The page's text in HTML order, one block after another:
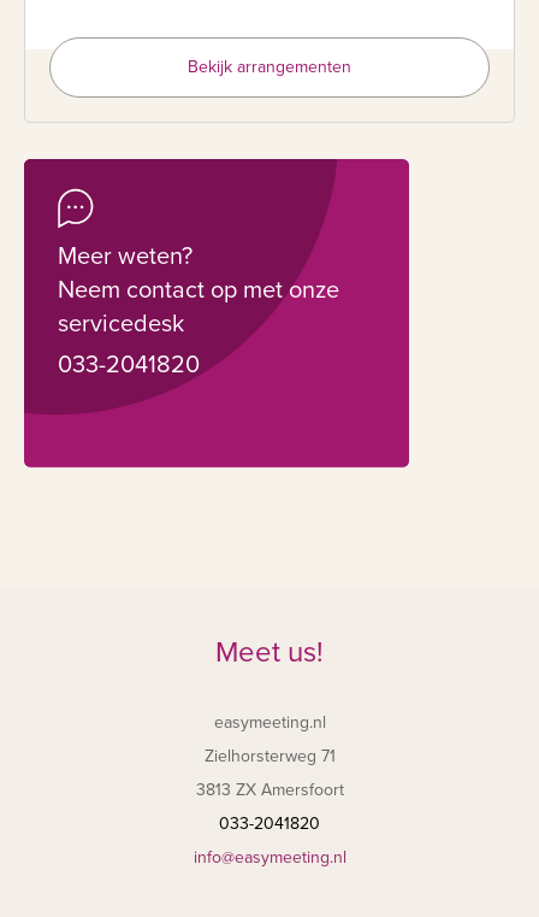
Bekijk arrangementen
Meer weten?
Neem contact op met onze
servicedesk
033-2041820
Meet us!
easymeeting.nl
Zielhorsterweg 71
3813 ZX Amersfoort
033-2041820
info@easymeeting.nl